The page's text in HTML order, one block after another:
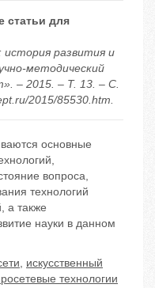
статьи для
развития и
методический
– 2015. – Т. 13. – С.
2015/85530.htm.
основные
вопроса,
технологий
а также
науки в данном
, искусственный
технологии